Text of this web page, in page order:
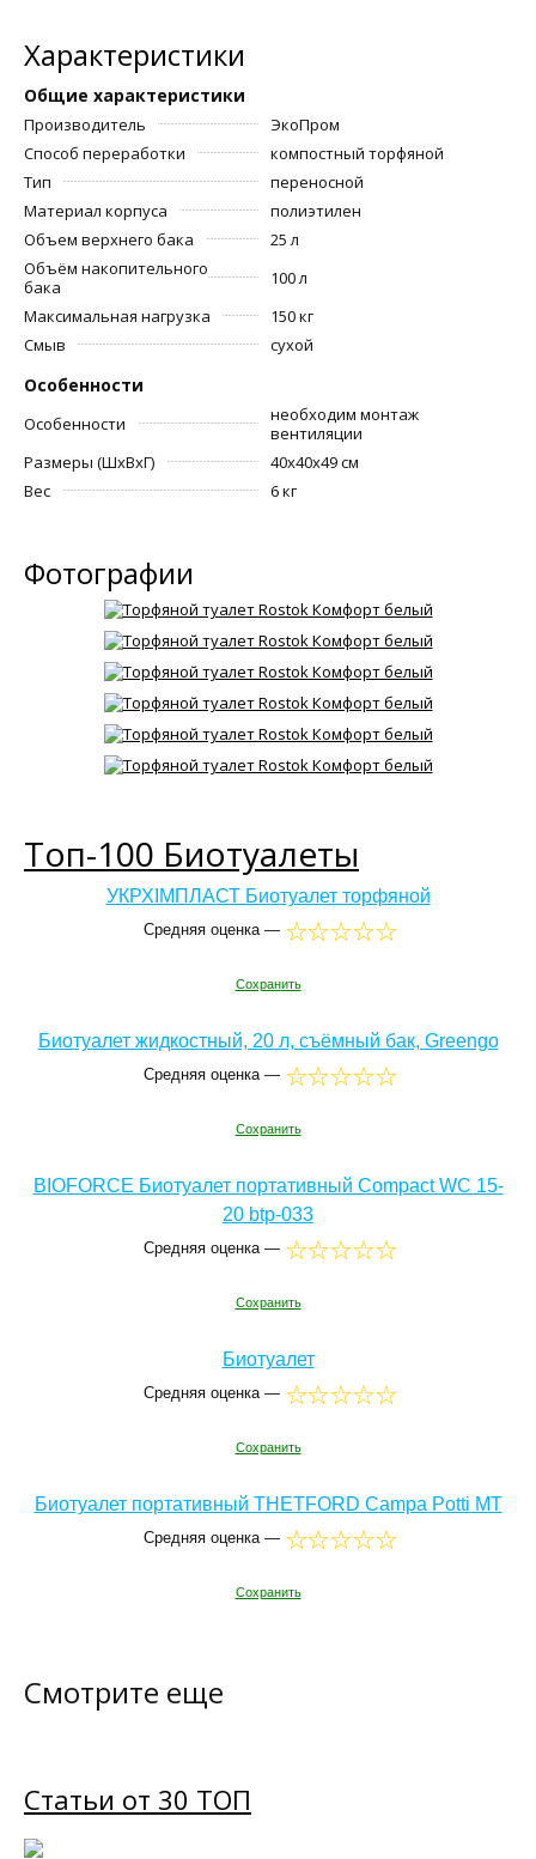
Характеристики
Общие характеристики
Производитель
ЭкоПром
Способ переработки
компостный торфяной
Тип
переносной
Материал корпуса
полиэтилен
Объем верхнего бака
25 л
Объём накопительного
бака
100 л
Максимальная нагрузка
150 кг
Смыв
сухой
Особенности
Особенности
необходим монтаж
вентиляции
Размеры (ШхВхГ)
40x40x49 см
Вес
6 кг
Фотографии
Топ-100 Биотуалеты
УКРХIМПЛАСТ Биотуалет торфяной
Средняя оценка —
Сохранить
Биотуалет жидкостный, 20 л, съёмный бак, Greengo
Средняя оценка —
Сохранить
BIOFORCE Биотуалет портативный Compact WC 15-
20 btp-033
Средняя оценка —
Сохранить
Биотуалет
Средняя оценка —
Сохранить
Биотуалет портативный THETFORD Campa Potti MT
Средняя оценка —
Сохранить
Смотрите еще
Статьи от 30 ТОП